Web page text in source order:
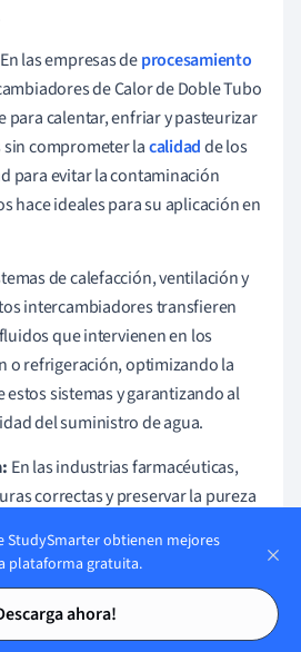
Tarjetas de estudio
Tarjetas de estudio
En las empresas deprocesamiento
de Calor de Doble Tubo
para calentar, enfriar y pasteurizar
comprometer lacalidadde los
para evitar la contaminación
hace ideales para su aplicación en
de calefacción, ventilación y
intercambiadores transfieren
que intervienen en los
o refrigeración, optimizando la
estos sistemas y garantizando al
del suministro de agua.
En las industrias farmacéuticas,
correctas y preservar la pureza
emplean para controlar la
procesos de fabricación y
nocivas.
StudySmarter obtienen mejores
plataforma gratuita.
ahora!